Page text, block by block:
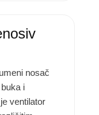
nosač
i
ventilator